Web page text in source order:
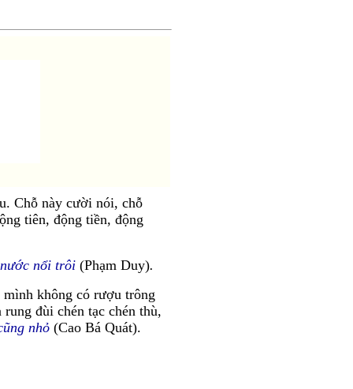
Chỗ này cười nói, chỗ
tiên, động tiền, động
nổi trôi (Phạm Duy).
mình không có rượu trông
đùi chén tạc chén thù,
nhỏ (Cao Bá Quát).